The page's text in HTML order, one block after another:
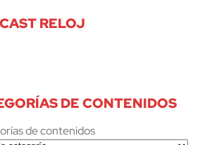
RELOJ
DE CONTENIDOS
de contenidos